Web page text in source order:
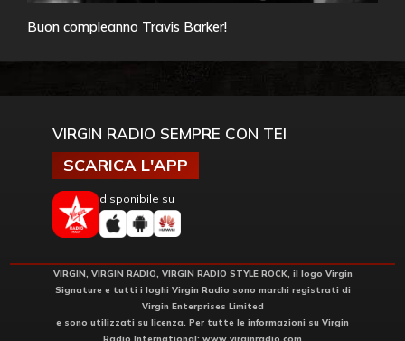
Buon compleanno Travis Barker!
VIRGIN RADIO SEMPRE CON TE!
SCARICA L'APP
disponibile su
VIRGIN, VIRGIN RADIO, VIRGIN RADIO STYLE ROCK, il logo Virgin
Signature e tutti i loghi Virgin Radio sono marchi registrati di
Virgin Enterprises Limited
e sono utilizzati su licenza. Per tutte le informazioni su Virgin
Radio International: www.virginradio.com